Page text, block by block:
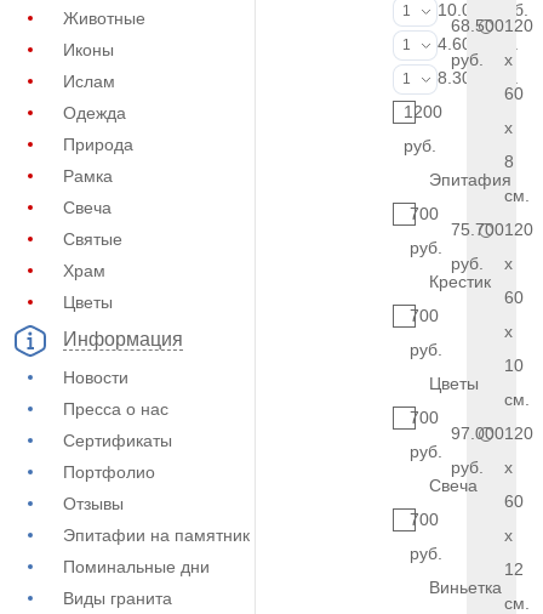
Животные
Иконы
Ислам
Одежда
Природа
Рамка
Свеча
Святые
Храм
Цветы
Информация
Новости
Пресса о нас
Сертификаты
Портфолио
Отзывы
Эпитафии на памятник
Поминальные дни
Виды гранита
Портрет
1
10.000 руб.
Фотокерамика
1
4.600 руб.
Фото на
1
8.300 руб.
1200
руб.
Эпитафия
700
руб.
Крестик
700
руб.
Цветы
700
руб.
Свеча
700
руб.
Виньетка
68.500
руб.
120
x
60
x
8
см.
75.700
руб.
120
x
60
x
10
см.
97.000
руб.
120
x
60
x
12
см.